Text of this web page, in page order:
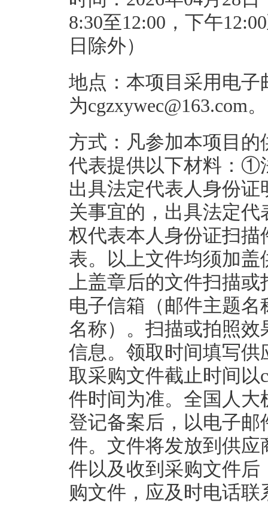
8:30至12:00，下午
日除外）
地点：本项目采用电
为cgzxywec@163.com。
方式：凡参加本项目
代表提供以下材料：①
出具法定代表人身份
关事宜的，出具法定
权代表本人身份证扫
表。以上文件均须加
上盖章后的文件扫描或
电子信箱（邮件主题
名称）。扫描或拍照
信息。领取时间填写
取采购文件截止时间以
件时间为准。全国人
登记备案后，以电子
件。文件将发放到供
件以及收到采购文件
购文件，应及时电话联